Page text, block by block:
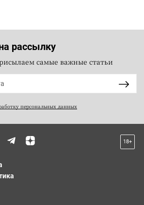
рассылку
самые важные статьи
персональных данных
18+